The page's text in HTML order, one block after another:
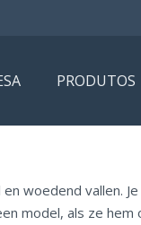
PRODUTOS
woedend
model, als ze